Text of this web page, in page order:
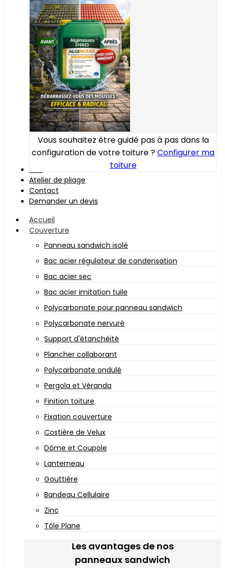
Vous souhaitez être guidé pas à pas dans la
configuration de votre toiture ?Configurer ma
toiture
Atelier de pliage
Contact
Demander un devis
Accueil
Couverture
Panneau sandwich isolé
Bac acier régulateur de condensation
Bac acier sec
Bac acier imitation tuile
Polycarbonate pour panneau sandwich
Polycarbonate nervuré
Support d'étanchéité
Plancher collaborant
Polycarbonate ondulé
Pergola et Véranda
Finition toiture
Fixation couverture
Costière de Velux
Dôme et Coupole
Lanterneau
Gouttière
Bandeau Cellulaire
Zinc
Tôle Plane
Les avantages de nos
panneaux sandwich